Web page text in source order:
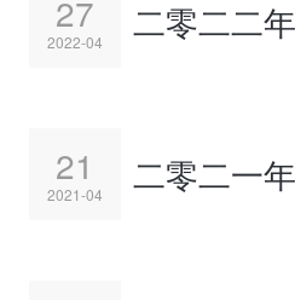
27
2022-04 二零二二
21
2021-04 二零二一